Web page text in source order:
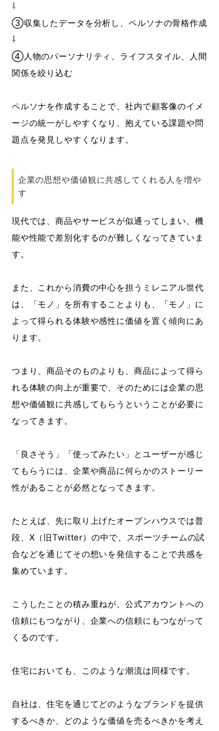
⇩
③収集したデータを分析し、ペルソナの骨格作成
⇩
④人物のパーソナリティ、ライフスタイル、人間
関係を絞り込む
ペルソナを作成することで、社内で顧客像のイメ
ージの統一がしやすくなり、抱えている課題や問
題点を発見しやすくなります。
企業の思想や価値観に共感してくれる人を増や
す
現代では、商品やサービスが似通ってしまい、機
能や性能で差別化するのが難しくなってきていま
す。
また、これから消費の中心を担うミレニアル世代
は、「モノ」を所有することよりも、「モノ」に
よって得られる体験や感性に価値を置く傾向にあ
ります。
つまり、商品そのものよりも、商品によって得ら
れる体験の向上が重要で、そのためには企業の思
想や価値観に共感してもらうということが必要に
なってきます。
「良さそう」「使ってみたい」とユーザーが感じ
てもらうには、企業や商品に何らかのストーリー
性があることが必然となってきます。
たとえば、先に取り上げたオープンハウスでは普
段、X（旧Twitter）の中で、スポーツチームの試
合などを通じてその想いを発信することで共感を
集めています。
こうしたことの積み重ねが、公式アカウントへの
信頼にもつながり、企業への信頼にもつながって
くるのです。
住宅においても、このような潮流は同様です。
自社は、住宅を通じてどのようなブランドを提供
するべきか、どのような価値を売るべきかを考え